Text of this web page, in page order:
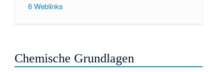
6Weblinks
Chemische Grundlagen